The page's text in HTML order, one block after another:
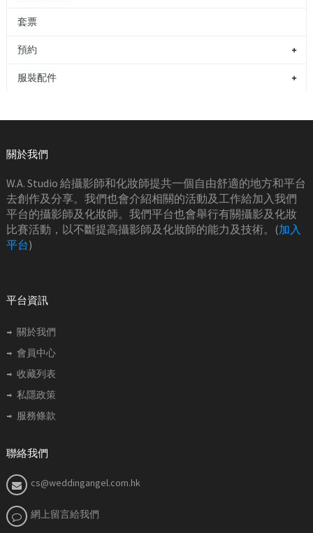
套票
預約
服裝配件
關於我們
W.A. Studio 給攝影師和化妝師提共一個自由舒適的地方和平台
去創作及分享。我們也會介紹相關的活動及工作給加入我們
平台的攝影師及化妝師。我們平台也會舉行有關攝影及化妝
比賽活動，以不斷提高攝影師及化妝師的能力及技術。(加入
平台)
平台資訊
關於我們
會員中心
收藏列表
私隱政策
服務條款
聯絡我們
cs@weddingangel.com.hk
網上留言給我們